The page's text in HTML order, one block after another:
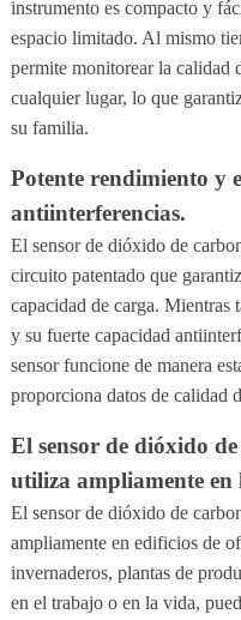
instrumento es compacto y
espacio limitado. Al mismo
permite monitorear la calidad
cualquier lugar, lo que
su familia.
Potente rendimiento y
antiinterferencias.
El sensor de dióxido de
circuito patentado que
capacidad de carga. Mientras
y su fuerte capacidad
sensor funcione de manera
proporciona datos de calidad
El sensor de dióxido
utiliza ampliamente en
El sensor de dióxido de
ampliamente en edificios de
invernaderos, plantas de
en el trabajo o en la vida,